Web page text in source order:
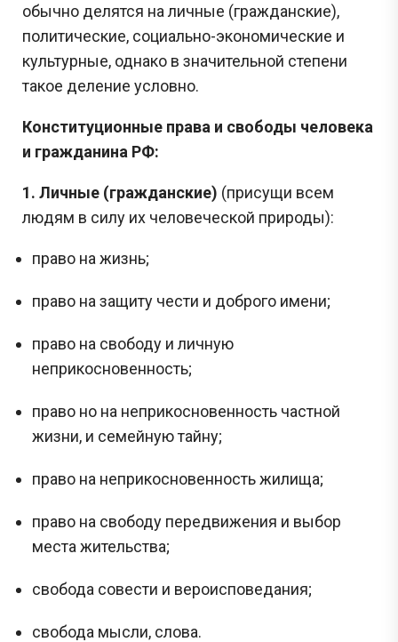
обычно делятся на личные (гражданские),
политические, социально-экономические и
культурные, однако в значительной степени
такое деление условно.
Конституционные права и свободы человека
и гражданина РФ:
1. Личные (гражданские) (присущи всем
людям в силу их человеческой природы):
право на жизнь;
право на защиту чести и доброго имени;
право на свободу и личную
неприкосновенность;
право но на неприкосновенность частной
жизни, и семейную тайну;
право на неприкосновенность жилища;
право на свободу передвижения и выбор
места жительства;
свобода совести и вероисповедания;
свобода мысли, слова.